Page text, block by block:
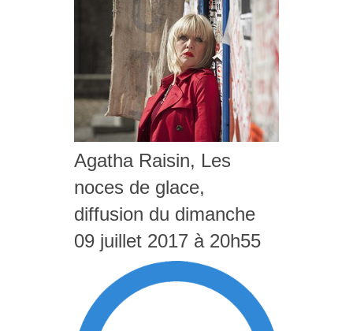
Agatha Raisin, Les
noces de glace,
diffusion du dimanche
09 juillet 2017 à 20h55